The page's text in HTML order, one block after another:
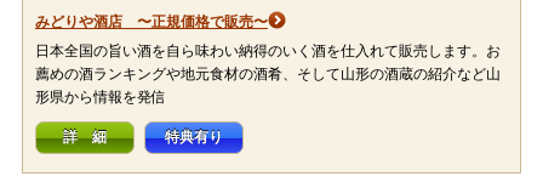
みどりや酒店 〜正規価格で販売〜
日本全国の旨い酒を自ら味わい納得のいく酒を仕入れて販売します。お
薦めの酒ランキングや地元食材の酒肴、そして山形の酒蔵の紹介など山
形県から情報を発信
詳 細 特典有り